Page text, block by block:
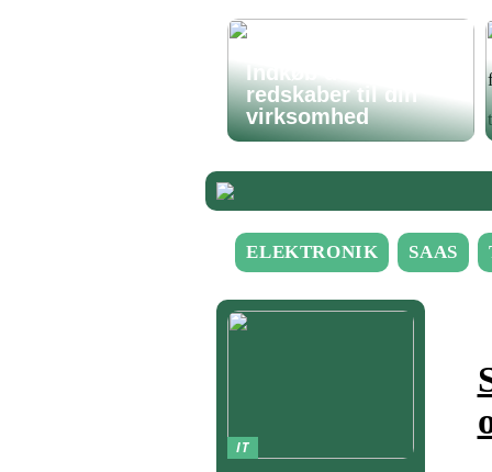
Indkøb de rigtige
redskaber til din
virksomhed
ELEKTRONIK SAAS
IT